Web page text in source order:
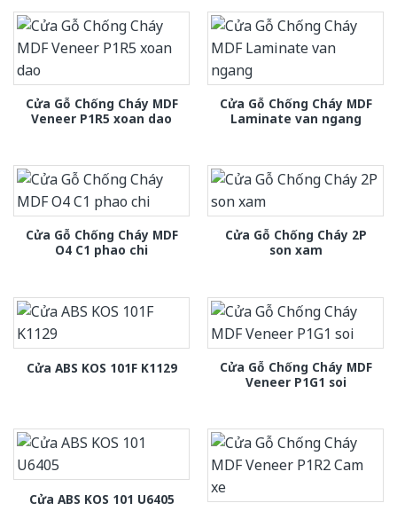
Cửa Gỗ Chống Cháy MDF
Veneer P1R5 xoan dao
Cửa Gỗ Chống Cháy MDF
Laminate van ngang
Cửa Gỗ Chống Cháy MDF
O4 C1 phao chi
Cửa Gỗ Chống Cháy 2P
son xam
Cửa ABS KOS 101F K1129
Cửa Gỗ Chống Cháy MDF
Veneer P1G1 soi
Cửa ABS KOS 101 U6405